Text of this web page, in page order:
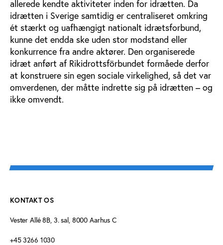
allerede kendte aktiviteter inden for idrætten. Da
idrætten i Sverige samtidig er centraliseret omkring
ét stærkt og uafhængigt nationalt idrætsforbund,
kunne det endda ske uden stor modstand eller
konkurrence fra andre aktører. Den organiserede
idræt anført af Rikidrottsförbundet formåede derfor
at konstruere sin egen sociale virkelighed, så det var
omverdenen, der måtte indrette sig på idrætten – og
ikke omvendt.
KONTAKT OS
Vester Allé 8B, 3. sal, 8000 Aarhus C
+45 3266 1030